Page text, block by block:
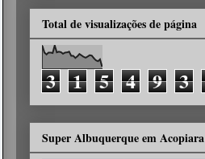
Total de visualizações de página
3 1 5 4 9 3
Super Albuquerque em Acopiara